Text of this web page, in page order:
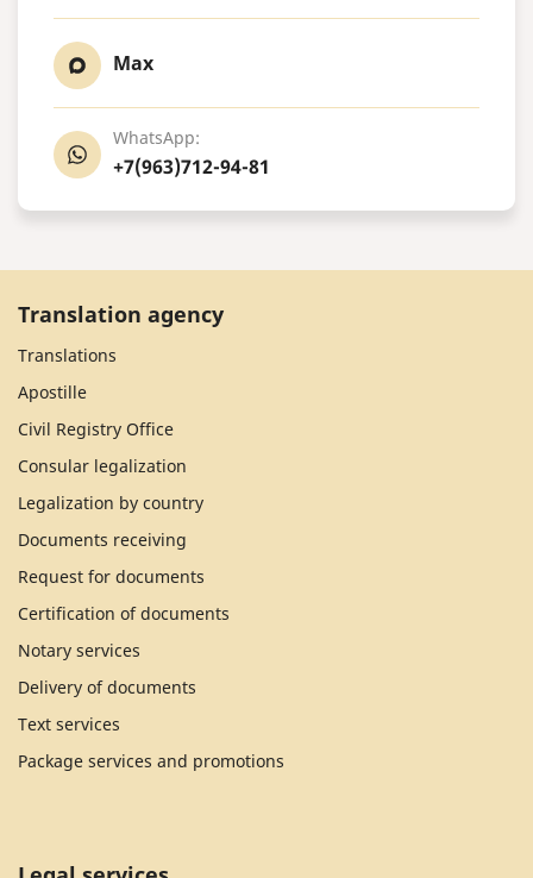
Max
WhatsApp:
+7(963)712-94-81
Translation agency
Translations
Apostille
Civil Registry Office
Consular legalization
Legalization by country
Documents receiving
Request for documents
Certification of documents
Notary services
Delivery of documents
Text services
Package services and promotions